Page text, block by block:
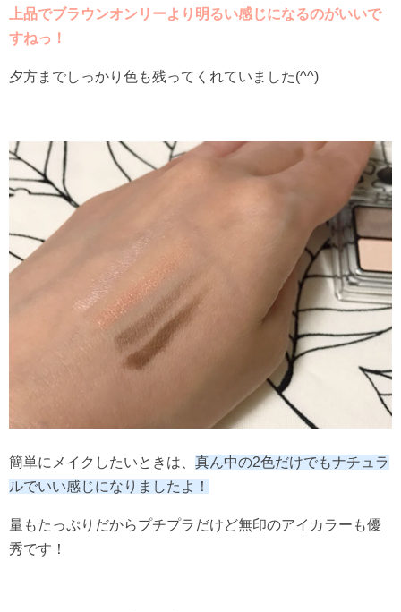
上品でブラウンオンリーより明るい感じになるのがいいで
すねっ！
夕方までしっかり色も残ってくれていました(^^)
簡単にメイクしたいときは、 真ん中の2色だけでもナチュラ
ルでいい感じになりましたよ！
量もたっぷりだからプチプラだけど無印のアイカラーも優
秀です！